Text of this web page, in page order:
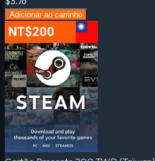
Adicionar ao carrinho